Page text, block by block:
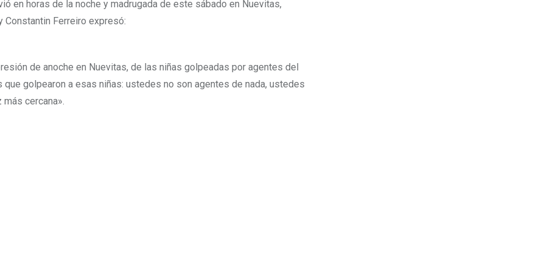
en horas de la noche y madrugada de este sábado en Nuevitas,
Constantin Ferreiro expresó:
de anoche en Nuevitas, de las niñas golpeadas por agentes del
golpearon a esas niñas: ustedes no son agentes de nada, ustedes
cercana».